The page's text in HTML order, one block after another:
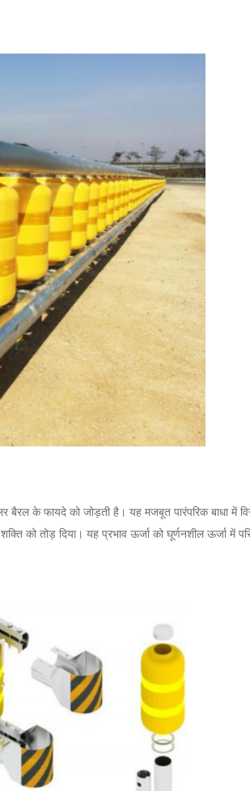
बैरल के फायदे को जोड़ती है। यह मजबूत पारंपरिक बाधा में
को तोड़ दिया। यह प्रभाव ऊर्जा को घूर्णनशील ऊर्जा में